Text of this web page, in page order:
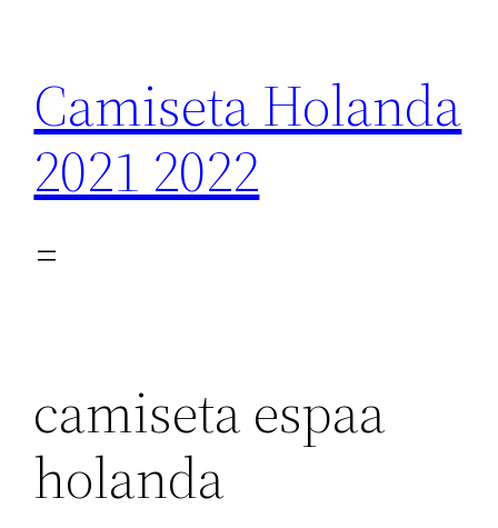
contenido
Camiseta Holanda
2021 2022
camiseta espaa
holanda